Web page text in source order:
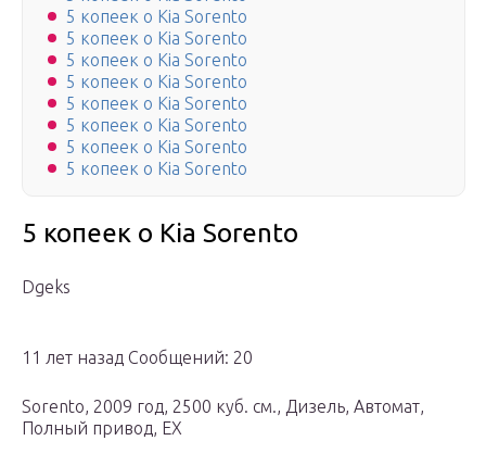
5 копеек о Kia Sorento
5 копеек о Kia Sorento
5 копеек о Kia Sorento
5 копеек о Kia Sorento
5 копеек о Kia Sorento
5 копеек о Kia Sorento
5 копеек о Kia Sorento
5 копеек о Kia Sorento
5 копеек о Kia Sorento
Dgeks
11 лет назад Сообщений: 20
Sorento, 2009 год, 2500 куб. см., Дизель, Автомат,
Полный привод, EX